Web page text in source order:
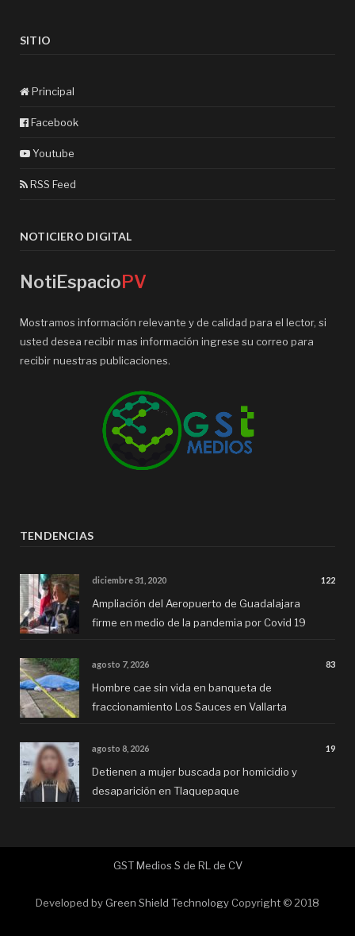
SITIO
Principal
Facebook
Youtube
RSS Feed
NOTICIERO DIGITAL
NotiEspacioPV
Mostramos información relevante y de calidad para el lector, si
usted desea recibir mas información ingrese su correo para
recibir nuestras publicaciones.
TENDENCIAS
diciembre 31, 2020 122
Ampliación del Aeropuerto de Guadalajara
firme en medio de la pandemia por Covid 19
agosto 7, 2026 83
Hombre cae sin vida en banqueta de
fraccionamiento Los Sauces en Vallarta
agosto 8, 2026 19
Detienen a mujer buscada por homicidio y
desaparición en Tlaquepaque
GST Medios S de RL de CV
Developed by Green Shield Technology Copyright © 2018